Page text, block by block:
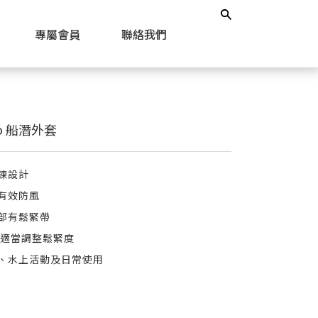
專屬會員 聯絡我們
船潛外套
設計
效防風
有鬆緊帶
當調整鬆緊度
水上活動及日常使用